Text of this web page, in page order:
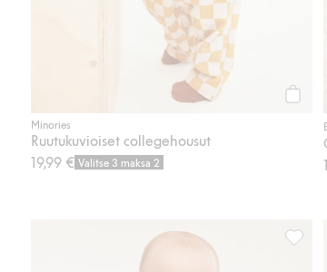
Minories
Ruutukuvioiset collegehousut
19,99 € Valitse 3 maksa 2